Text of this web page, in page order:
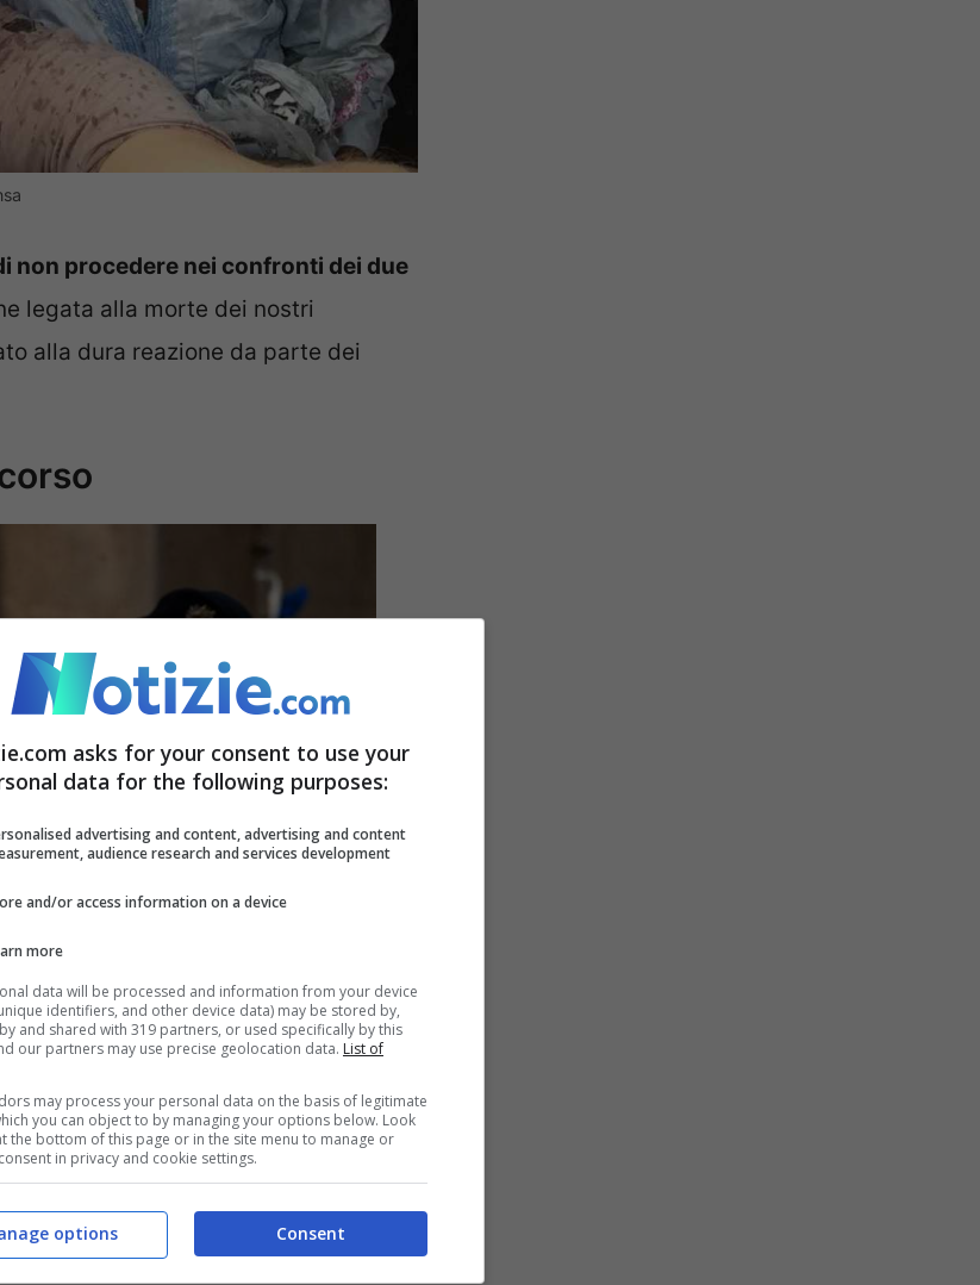
non procedere nei confronti dei due
legata alla morte dei nostri
alla dura reazione da parte dei
– © Ansa
la vicenda. La Procura di
asks for your consent to use your
data for the following purposes:
advertising and content, advertising and content
audience research and services development
and/or access information on a device
more
data will be processed and information from your device
identifiers, and other device data) may be stored by,
and shared with 319 partners, or used specifically by this
our partners may use precise geolocation data. List of
may process your personal data on the basis of legitimate
you can object to by managing your options below. Look
the bottom of this page or in the site menu to manage or
in privacy and cookie settings.
Consent
options